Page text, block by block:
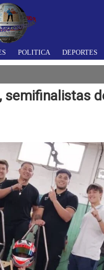
POLITICA DEPORTES